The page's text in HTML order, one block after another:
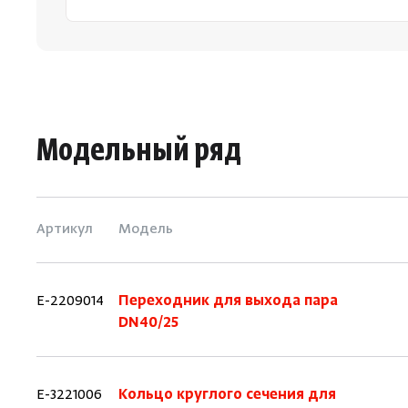
Модельный ряд
Артикул Модель
E-2209014
Переходник для выхода пара
DN40/25
E-3221006
Кольцо круглого сечения для